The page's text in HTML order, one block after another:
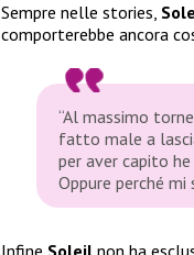
Sempre nelle stories,
comporterebbe ancora
“Al massimo
fatto male a
per aver capito
Oppure perché